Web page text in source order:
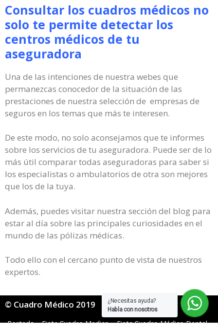
¿Necesitas ayuda?
Habla con nosotros
Consultar los cuadros médicos no
solo te permite detectar los
centros médicos de tu
aseguradora
Una de las intenciones de nuestra webes que
permanezcas conocedor de la situación de las
prestaciones de nuestra selección de empresas de
seguros en los temas que más te interesen.
De este modo, no solo aconsejamos que te informes
sobre los servicios de tu aseguradora. Puede ser de lo
más útil comparar todas aseguradoras para saber si
los especialistas o ambulatorios de otra son mejores
que los de la tuya.
Además, puedes visitar nuestra sección del blog para
estar al día sobre las principales curiosidades en el
mundo de las pólizas médicas.
Todo ello con el cercano punto de vista de nuestros
expertos.
© Cuadro Médico 2019
Portada»Fiatc Cuadro Medico»Fiatc Cuadro Médico Dental»